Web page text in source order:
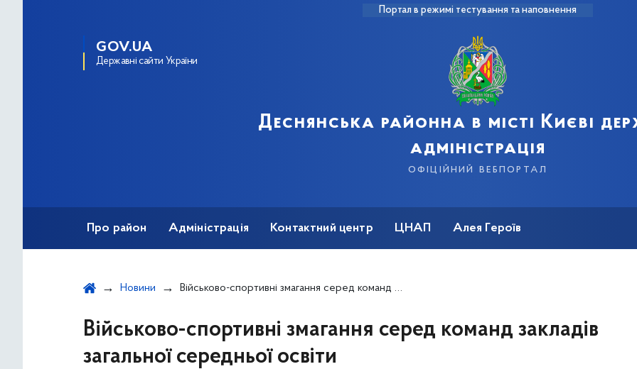
Портал в режимі тестування та наповнення
GOV.UA
Державні сайти України
Деснянська районна в місті Києві
адміністрація
офіційний вебпортал
Про район Адміністрація Контактний центр ЦНАП Алея Героїв
Новини Військово-спортивні змагання серед команд закладів загальної середньої освіти
Військово-спортивні змагання серед команд закладів
загальної середньої освіти